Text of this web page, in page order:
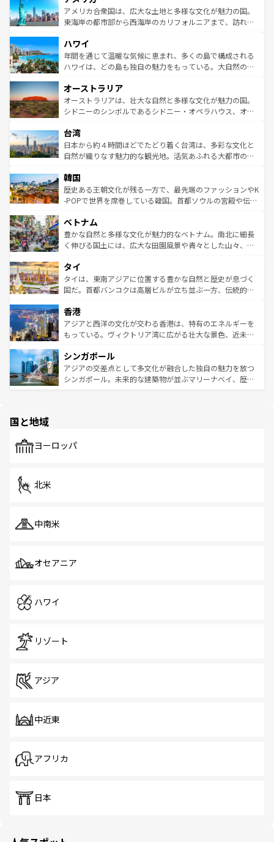
博物館もあり、アルプス観光だけでなく町歩きも満喫する
ことができる。国民の所得が高いため物価も高いが、旅行
ば市内交通費無料で観光を楽しむこともできる。 なお、新
着のスイス情報はコンテンツ一覧 を参照してほしい。
アメリカ合衆国は、広大な土地と多様な文化が魅力の国。
東海岸の都市部から西海岸のカリフォルニアまで、訪れる
のような巨大都市は、観光、ショッピング、エンターテイ
ンメントが詰まった刺激的なスポットだ。一方、アメリカ
西部には大自然が広がり、グランドキャニオンやイエロー
部のニューオーリンズでは、音楽と美食が融合した独特の
文化が魅力。旅行者はアメリカの各地域で異なる魅力を楽
しみながら、その多様性と豊かな歴史を感じることができ
ならではの贅沢な旅のスタイルだ。 なお、新着のアメリカ
情報はコンテンツ一覧を参照してほしい。
ハワイ
年間を通じて温暖な気候に恵まれ、多くの島で構成される
ハワイは、どの島も独自の魅力をもっている。大自然の神
ワイ島は見逃せない。また、定番の観光地といえばオアフ
島だが、静かな自然を求めるならマウイ島やカウアイ島が
おすすめ。エメラルドグリーンに輝く海をはじめ、豊かな
れるおもてなしの心で訪れる人々を迎えてくれるハワイの
人々、おいしいローカルフードやハワイアンミュージッ
ク、伝統的なフラダンスなど、すべてがハワイの魅力を彩
ワイを、存分に味わってほしい。 なお、新着のハワイ情報
はコンテンツ一覧を参照してほしい。
オーストラリア
オーストラリアは、壮大な自然と多様な文化が魅力の国。
シドニーのシンボルであるシドニー・オペラハウス、オー
リアリーフや大陸中央部にそびえるウルル（エアーズロッ
ク）、タスマニアの美しい原生林やケアンズの熱帯雨林な
ど、見どころがたくさん。また、カフェやワイン、オージ
いる。アクティビティも充実しており、サーフィンやダイ
ビング、ハイキングなど、アウトドア好きにはたまらな
い。オーストラリアの多彩な魅力を存分に味わいつくそ
参照してほしい。
台湾
日本から約４時間ほどでたどり着く台湾は、多彩な文化と
自然が織りなす魅力的な観光地。活気あふれる大都市の台
ン）、静ひつな山岳地帯である台湾東部など、都市の喧騒
と山間の静けさが共存しており、訪れる人に新しい発見と
驚きをもたらしてくれる。また、奥深い台湾の食文化も魅
容にもいいと評判のスイーツなど、バラエティ豊かな料理
が味わえる。 なお、新着の台湾情報は コンテンツ一覧を参
照してほしい。
韓国
歴史ある王朝文化が残る一方で、最先端のファッションやK
-POPで世界を席巻している韓国。首都ソウルの宮殿や伝統
き、地方に足を延ばせば四季折々の自然美を楽しむことが
できる。そして、キムチや焼肉、絶品のストリートフード
まで、さまざまな韓国料理が待っている。夜には、韓国な
リティに包まれながら、韓国の多彩な魅力を心ゆくまで味
わってみてほしい。 なお、新着の韓国情報はコンテンツ一
覧を参照してほしい。
ベトナム
豊かな自然と多様な文化が魅力的なベトナム。南北に細長
く伸びる国土には、広大な田園風景や青々とした山々、世
急速な発展と共に伝統が息づく。ハノイの古い町並みやホ
ーチミン市のフランス統治時代の建物も、独特の雰囲気を
醸し出している。また、バラエティの豊かさとおいしさで
とつ。フォーやバインミー、ベトナムコーヒーなどは、ぜ
ひ現地で味わいたい。どの地域を訪れてもあたたかい人々
が旅行者を迎えてくれるので、きっと忘れられない旅にな
参照してほしい。
タイ
タイは、東南アジアに位置する豊かな自然と歴史が息づく
国だ。首都バンコクは高層ビルが立ち並ぶ一方、伝統的な
の活気が交差している。北部ではチェンマイなどの山岳地
帯で自然と触れ合い、南部ではプーケットやクラビの美し
いビーチでリゾート気分を楽しむことができる。タイ料理
激する。気候は一年中温暖で、どの季節にも異なる楽しみ
が待っている。親しみやすいタイの人々、仏教を中心とし
た文化、そして多様な観光資源が、訪れる旅人を魅了し続
香港
アジアと西洋の文化が交わる香港は、特有のエネルギーを
もっている。ヴィクトリア湾に広がる壮大な景色、近未来
み、どこを訪れても感動するはず。観光スポットが密集し
ており、効率よく見どころを回れるのも魅力。息をのむよ
うな絶景から文化的な体験まで、香港を存分に楽しみ尽く
シンガポール
アジアの交差点として多文化が融合した独自の魅力を放つ
シンガポール。未来的な建築物が並ぶマリーナベイ、歴史
で、ホーカーズは地元の風情を楽しめる外せないスポット
国と地域
ヨーロッパ
北米
中南米
オセアニア
ハワイ
リゾート
アジア
中近東
アフリカ
日本